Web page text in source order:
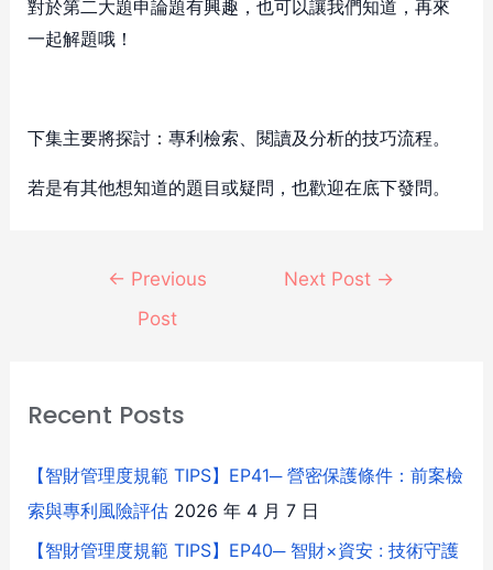
對於第二大題申論題有興趣，也可以讓我們知道，再來
一起解題哦！
下集主要將探討：專利檢索、閱讀及分析的技巧流程。
若是有其他想知道的題目或疑問，也歡迎在底下發問。
← Previous
Post
Next Post →
Recent Posts
【智財管理度規範 TIPS】EP41─ 營密保護條件：前案檢
索與專利風險評估 2026 年 4 月 7 日
【智財管理度規範 TIPS】EP40─ 智財×資安 : 技術守護